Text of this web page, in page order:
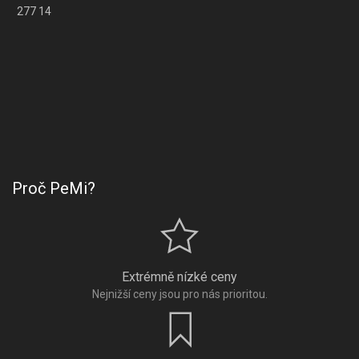
277 14
Proč PeMi?
Extrémně nízké ceny
Nejnižší ceny jsou pro nás prioritou.